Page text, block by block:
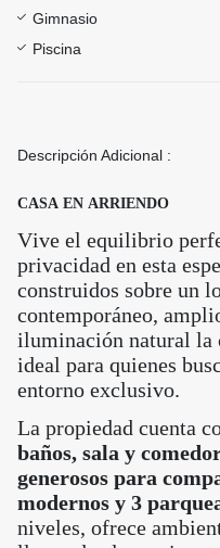
Gimnasio
Piscina
Descripción Adicional :
CASA EN ARRIENDO
Vive el equilibrio
privacidad en esta
construidos sobre un
contemporáneo,
iluminación natural la
ideal para quienes
entorno exclusivo.
La propiedad cuenta
baños, sala y
generosos para
modernos y 3
niveles, ofrece